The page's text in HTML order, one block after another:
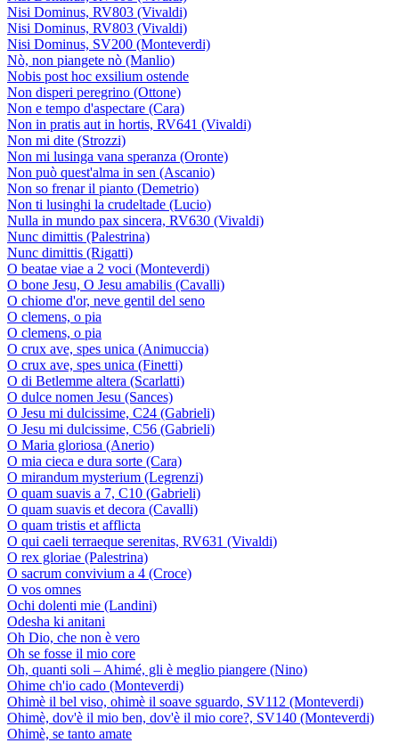
Nisi Dominus, RV803 (Vivaldi)
Nisi Dominus, RV803 (Vivaldi)
Nisi Dominus, SV200 (Monteverdi)
Nò, non piangete nò (Manlio)
Nobis post hoc exsilium ostende
Non disperi peregrino (Ottone)
Non e tempo d'aspectare (Cara)
Non in pratis aut in hortis, RV641 (Vivaldi)
Non mi dite (Strozzi)
Non mi lusinga vana speranza (Oronte)
Non può quest'alma in sen (Ascanio)
Non so frenar il pianto (Demetrio)
Non ti lusinghi la crudeltade (Lucio)
Nulla in mundo pax sincera, RV630 (Vivaldi)
Nunc dimittis (Palestrina)
Nunc dimittis (Rigatti)
O beatae viae a 2 voci (Monteverdi)
O bone Jesu, O Jesu amabilis (Cavalli)
O chiome d'or, neve gentil del seno
O clemens, o pia
O clemens, o pia
O crux ave, spes unica (Animuccia)
O crux ave, spes unica (Finetti)
O di Betlemme altera (Scarlatti)
O dulce nomen Jesu (Sances)
O Jesu mi dulcissime, C24 (Gabrieli)
O Jesu mi dulcissime, C56 (Gabrieli)
O Maria gloriosa (Anerio)
O mia cieca e dura sorte (Cara)
O mirandum mysterium (Legrenzi)
O quam suavis a 7, C10 (Gabrieli)
O quam suavis et decora (Cavalli)
O quam tristis et afflicta
O qui caeli terraeque serenitas, RV631 (Vivaldi)
O rex gloriae (Palestrina)
O sacrum convivium a 4 (Croce)
O vos omnes
Ochi dolenti mie (Landini)
Odesha ki anitani
Oh Dio, che non è vero
Oh se fosse il mio core
Oh, quanti soli – Ahimé, gli è meglio piangere (Nino)
Ohime ch'io cado (Monteverdi)
Ohimè il bel viso, ohimè il soave sguardo, SV112 (Monteverdi)
Ohimè, dov'è il mio ben, dov'è il mio core?, SV140 (Monteverdi)
Ohimè, se tanto amate